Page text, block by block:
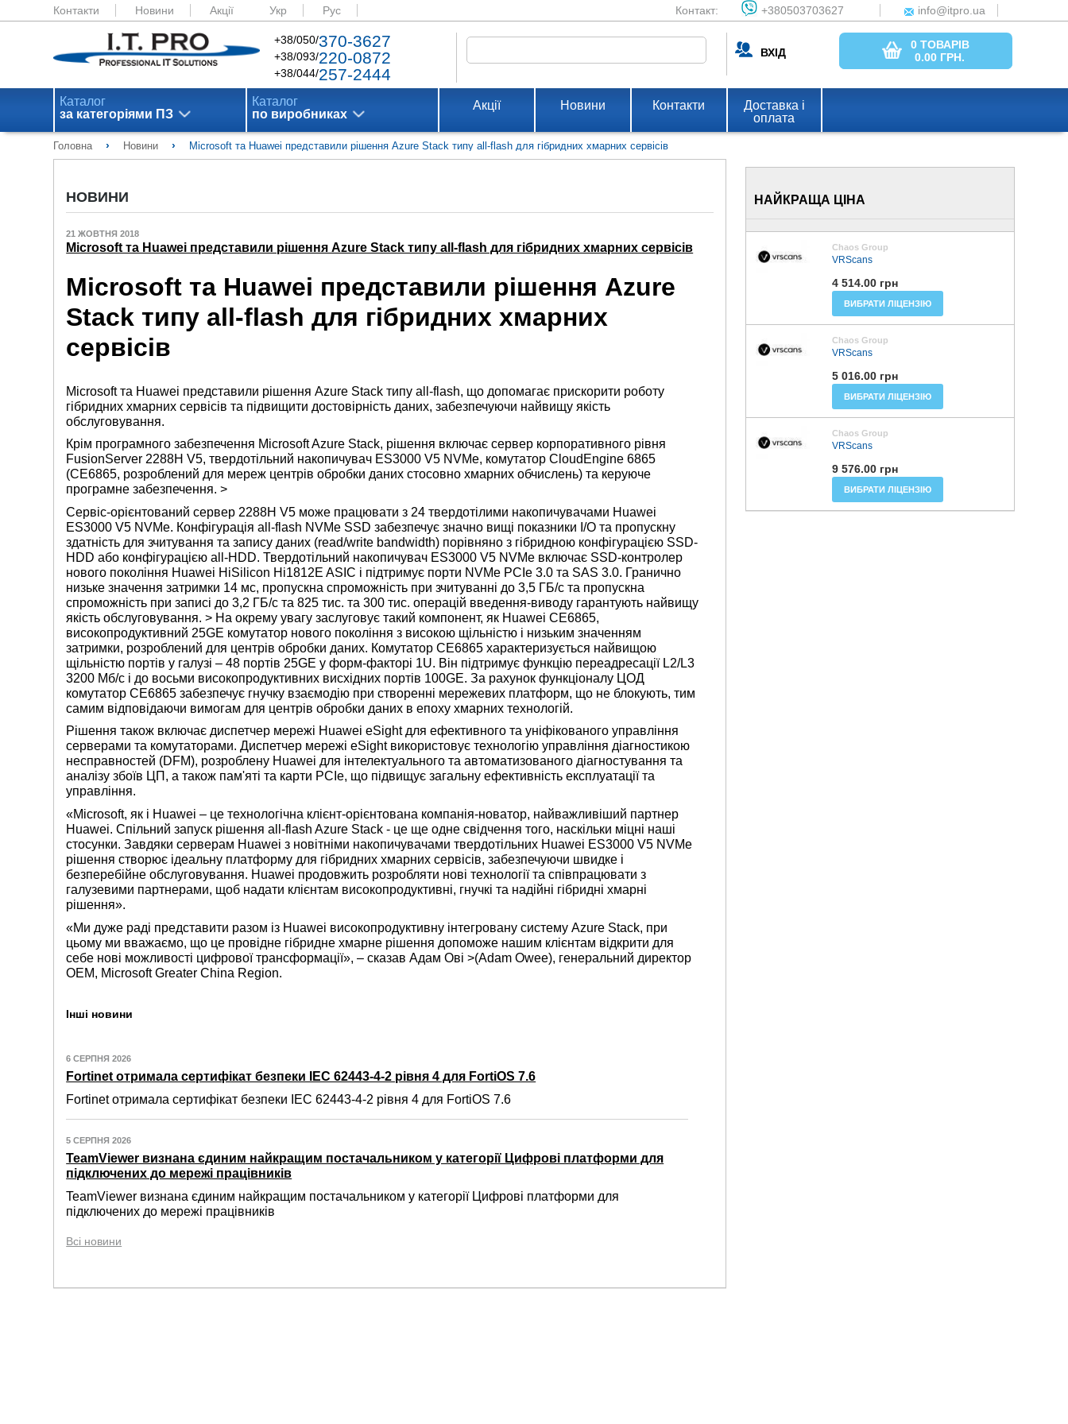
Контакти Новини Акції Укр Рус Контакт: +380503703627 info@itpro.ua
+38/050/370-3627
+38/093/220-0872
+38/044/257-2444
ВХІД
0 ТОВАРІВ
0.00 ГРН.
Каталог
за категоріями ПЗ
Каталог
по виробниках
Акції Новини Контакти
Доставка і
оплата
Головна › Новини › Microsoft та Huawei представили рішення Azure Stack типу all-flash для гібридних хмарних сервісів
НОВИНИ
21 ЖОВТНЯ 2018
Microsoft та Huawei представили рішення Azure Stack типу all-flash для гібридних хмарних сервісів
Microsoft та Huawei представили рішення Azure
Stack типу all-flash для гібридних хмарних
сервісів
Microsoft та Huawei представили рішення Azure Stack типу all-flash, що допомагає прискорити роботу
гібридних хмарних сервісів та підвищити достовірність даних, забезпечуючи найвищу якість
обслуговування.
Крім програмного забезпечення Microsoft Azure Stack, рішення включає сервер корпоративного рівня
FusionServer 2288H V5, твердотільний накопичувач ES3000 V5 NVMe, комутатор CloudEngine 6865
(CE6865, розроблений для мереж центрів обробки даних стосовно хмарних обчислень) та керуюче
програмне забезпечення. >
Сервіс-орієнтований сервер 2288H V5 може працювати з 24 твердотілими накопичувачами Huawei
ES3000 V5 NVMe. Конфігурація all-flash NVMe SSD забезпечує значно вищі показники I/O та пропускну
здатність для зчитування та запису даних (read/write bandwidth) порівняно з гібридною конфігурацією SSD-
HDD або конфігурацією all-HDD. Твердотільний накопичувач ES3000 V5 NVMe включає SSD-контролер
нового покоління Huawei HiSilicon Hi1812E ASIC і підтримує порти NVMe PCIe 3.0 та SAS 3.0. Гранично
низьке значення затримки 14 мс, пропускна спроможність при зчитуванні до 3,5 ГБ/с та пропускна
спроможність при записі до 3,2 ГБ/с та 825 тис. та 300 тис. операцій введення-виводу гарантують найвищу
якість обслуговування. > На окрему увагу заслуговує такий компонент, як Huawei CE6865,
високопродуктивний 25GE комутатор нового покоління з високою щільністю і низьким значенням
затримки, розроблений для центрів обробки даних. Комутатор CE6865 характеризується найвищою
щільністю портів у галузі – 48 портів 25GE у форм-факторі 1U. Він підтримує функцію переадресації L2/L3
3200 Мб/с і до восьми високопродуктивних висхідних портів 100GE. За рахунок функціоналу ЦОД
комутатор CE6865 забезпечує гнучку взаємодію при створенні мережевих платформ, що не блокують, тим
самим відповідаючи вимогам для центрів обробки даних в епоху хмарних технологій.
Рішення також включає диспетчер мережі Huawei eSight для ефективного та уніфікованого управління
серверами та комутаторами. Диспетчер мережі eSight використовує технологію управління діагностикою
несправностей (DFM), розроблену Huawei для інтелектуального та автоматизованого діагностування та
аналізу збоїв ЦП, а також пам'яті та карти PCIe, що підвищує загальну ефективність експлуатації та
управління.
«Microsoft, як і Huawei – це технологічна клієнт-орієнтована компанія-новатор, найважливіший партнер
Huawei. Спільний запуск рішення all-flash Azure Stack - це ще одне свідчення того, наскільки міцні наші
стосунки. Завдяки серверам Huawei з новітніми накопичувачами твердотільних Huawei ES3000 V5 NVMe
рішення створює ідеальну платформу для гібридних хмарних сервісів, забезпечуючи швидке і
безперебійне обслуговування. Huawei продовжить розробляти нові технології та співпрацювати з
галузевими партнерами, щоб надати клієнтам високопродуктивні, гнучкі та надійні гібридні хмарні
рішення».
«Ми дуже раді представити разом із Huawei високопродуктивну інтегровану систему Azure Stack, при
цьому ми вважаємо, що це провідне гібридне хмарне рішення допоможе нашим клієнтам відкрити для
себе нові можливості цифрової трансформації», – сказав Адам Ові >(Adam Owee), генеральний директор
OEM, Microsoft Greater China Region.
Інші новини
6 СЕРПНЯ 2026
Fortinet отримала сертифікат безпеки IEC 62443-4-2 рівня 4 для FortiOS 7.6
Fortinet отримала сертифікат безпеки IEC 62443-4-2 рівня 4 для FortiOS 7.6
5 СЕРПНЯ 2026
TeamViewer визнана єдиним найкращим постачальником у категорії Цифрові платформи для
підключених до мережі працівників
TeamViewer визнана єдиним найкращим постачальником у категорії Цифрові платформи для
підключених до мережі працівників
Всі новини
НАЙКРАЩА ЦІНА
Chaos Group
VRScans
4 514.00 грн
ВИБРАТИ ЛІЦЕНЗІЮ
Chaos Group
VRScans
5 016.00 грн
ВИБРАТИ ЛІЦЕНЗІЮ
Chaos Group
VRScans
9 576.00 грн
ВИБРАТИ ЛІЦЕНЗІЮ